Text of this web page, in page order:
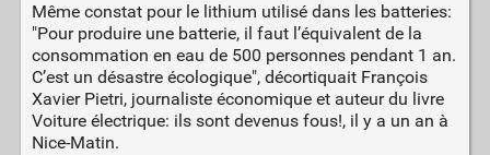
Même constat pour le lithium utilisé dans les batteries:
"Pour produire une batterie, il faut l’équivalent de la
consommation en eau de 500 personnes pendant 1 an.
C’est un désastre écologique", décortiquait François
Xavier Pietri, journaliste économique et auteur du livre
Voiture électrique: ils sont devenus fous!, il y a un an à
Nice-Matin.